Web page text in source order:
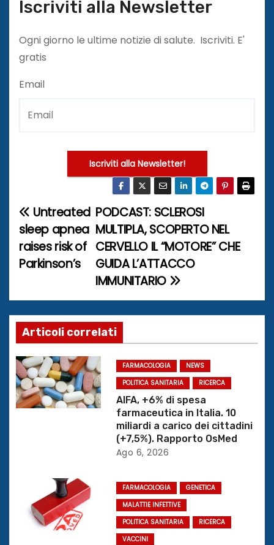
Iscriviti alla Newsletter
Ogni giorno le ultime notizie di salute. Iscriviti. E'
gratis
Email
Iscriviti alla Newsletter!
N
a
v
i
g
a
z
i
PODCAST: SCLEROSI
MULTIPLA, SCOPERTO NEL
CERVELLO IL “MOTORE” CHE
GUIDA L’ATTACCO
IMMUNITARIO
Untreated
sleep apnea
raises risk of
Parkinson’s
Articoli correlati
FARMACOLOGIA
NEWS
POLITICA SANITARIA
RICERCA
AIFA, +6% di spesa
farmaceutica in Italia. 10
miliardi a carico dei cittadini
(+7,5%). Rapporto OsMed
Ago 6, 2026
FARMACOLOGIA
GENETICA
MALATTIE INFETTIVE
POLITICA SANITARIA
RICERCA
VACCINI